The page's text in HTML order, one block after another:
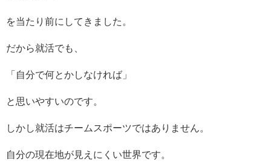
を当たり前にしてきました。
だから就活でも、
「自分で何とかしなければ」
と思いやすいのです。
しかし就活はチームスポーツではありません。
自分の現在地が見えにくい世界です。